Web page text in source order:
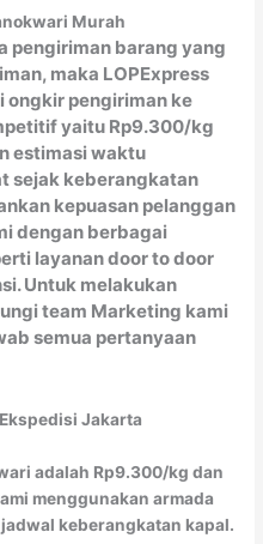
Murah
pengiriman barang yang
maka LOPExpress
ongkir pengiriman ke
yaitu Rp9.300/kg
estimasi waktu
sejak keberangkatan
kepuasan pelanggan
dengan berbagai
layanan door to door
Untuk melakukan
team Marketing kami
semua pertanyaan
Jakarta
adalah Rp9.300/kg dan
menggunakan armada
keberangkatan kapal.